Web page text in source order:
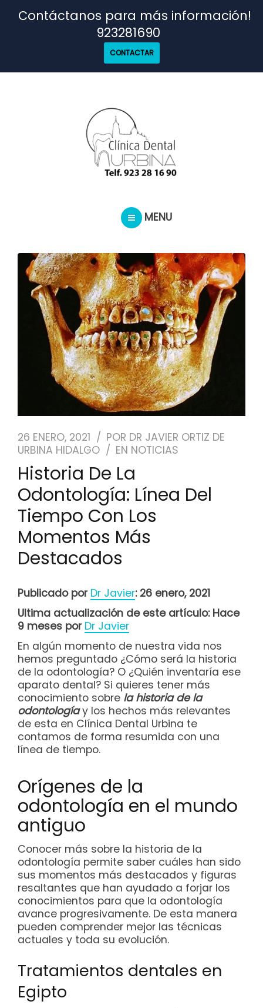
Contáctanos para más información!
923281690
CONTACTAR
MENU
TRATAMIENTOS
NUESTRO EQUIPO
CASOS REALES
SEGUROS DENTALES
PEDIR CITA
26 ENERO, 2021 POR DR JAVIER ORTIZ DE
URBINA HIDALGO
EN NOTICIAS
Historia De La
Odontología: Línea Del
Tiempo Con Los
Momentos Más
Destacados
Publicado por Dr Javier: 26 enero, 2021
Ultima actualización de este artículo: Hace
9 meses por Dr Javier
En algún momento de nuestra vida nos
hemos preguntado ¿Cómo será la historia
de la odontología? O ¿Quién inventaría ese
aparato dental? Si quieres tener más
conocimiento sobre la historia de la
odontologíay los hechos más relevantes
de esta en Clínica Dental Urbina te
contamos de forma resumida con una
línea de tiempo.
Orígenes de la
odontología en el mundo
antiguo
Conocer más sobre la historia de la
odontología permite saber cuáles han sido
sus momentos más destacados y figuras
resaltantes que han ayudado a forjar los
conocimientos para que la odontología
avance progresivamente. De esta manera
pueden comprender mejor las técnicas
actuales y toda su evolución.
Tratamientos dentales en
Egipto